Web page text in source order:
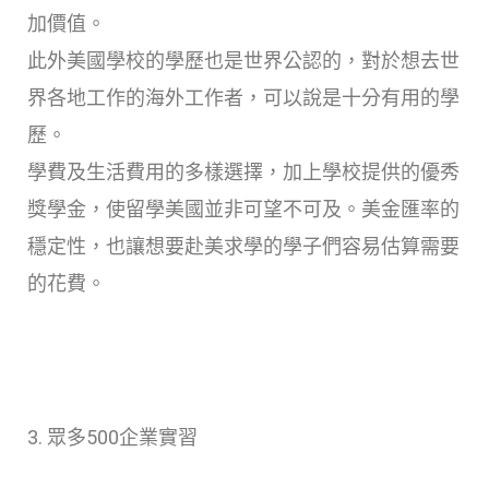
加價值。
此外美國學校的學歷也是世界公認的，對於想去世
界各地工作的海外工作者，可以說是十分有用的學
歷。
學費及生活費用的多樣選擇，加上學校提供的優秀
獎學金，使留學美國並非可望不可及。美金匯率的
穩定性，也讓想要赴美求學的學子們容易估算需要
的花費。
3. 眾多500企業實習